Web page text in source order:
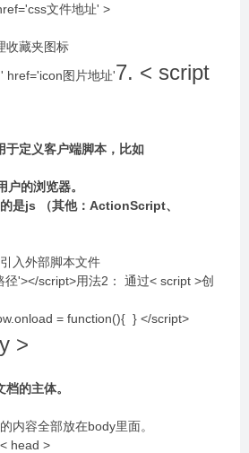
⽂件地址' >
收藏夹图标
href='icon图⽚地址'7. < script
定义客户端脚本，⽐如
的浏览器。
是js （其他：ActionScript、
⼊外部脚本⽂件
'></script>⽤法2： 通过< script >创
= function(){ } </script>
>
的主体。
内容全部放在body⾥⾯。
head >